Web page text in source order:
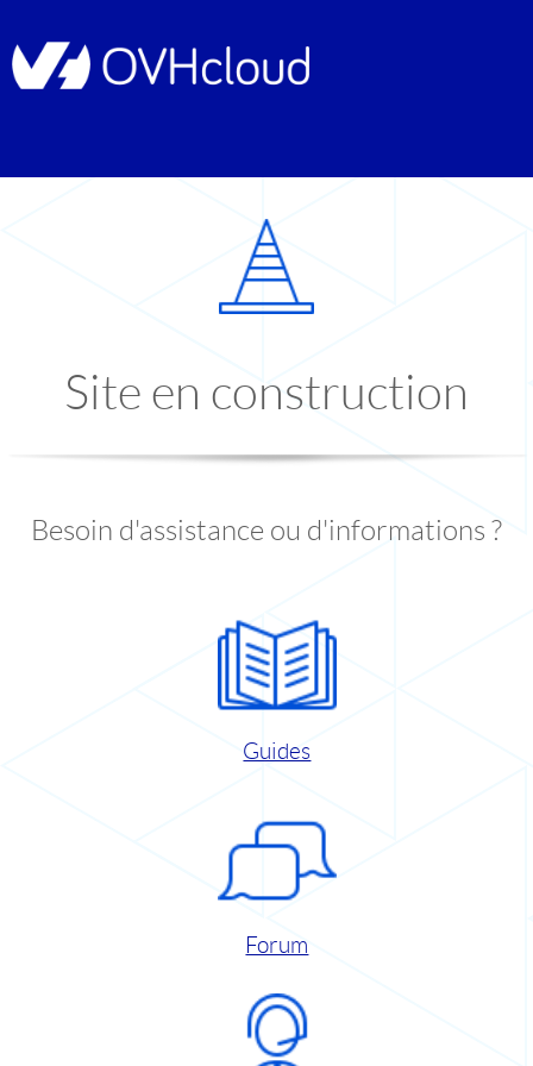
Site en construction
Besoin d'assistance ou d'informations ?
Guides
Forum